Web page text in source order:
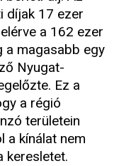
díjak 17 ezer
a 162 ezer
a magasabb egy
Nyugat-
Ez a
a régió
területein
a kínálat nem
keresletet.